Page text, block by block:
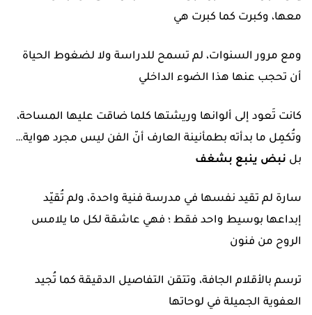
معها، وكبرت كما كبرت هي
ومع مرور السنوات، لم تسمح للدراسة ولا لضغوط الحياة
أن تحجب عنها هذا الضوء الداخلي
وتُكمِل ما بدأته بطمأنينة العارف أنّ الفن ليس مجرد هواية…
بل نبض ينبع بشغف
سارة لم تقيد نفسها في مدرسة فنية واحدة، ولم تُقيّد
إبداعها بوسيط واحد فقط ؛ فهي عاشقة لكل ما يلامس
الروح من فنون
ترسم بالأقلام الجافة، وتتقن التفاصيل الدقيقة كما تُجيد
العفوية الجميلة في لوحاتها